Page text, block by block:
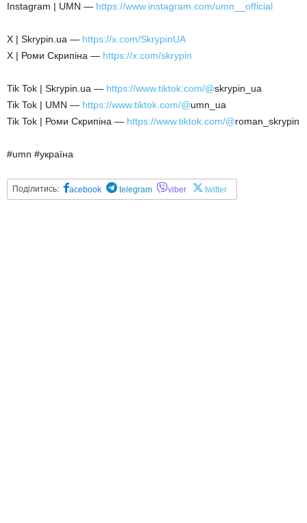
Instagram | UMN — https://www.instagram.com/umn__official
X | Skrypin.ua — https://x.com/SkrypinUA
X | Роми Скрипіна — https://x.com/skrypin
Tik Tok | Skrypin.ua — https://www.tiktok.com/@skrypin_ua
Tik Tok | UMN — https://www.tiktok.com/@umn_ua
Tik Tok | Роми Скрипіна — https://www.tiktok.com/@roman_skrypin
#umn #україна
Поділитись: acebook telegram viber twitter